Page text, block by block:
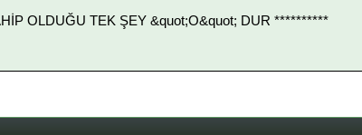
OLDUĞU TEK ŞEY &quot;O&quot; DUR **********